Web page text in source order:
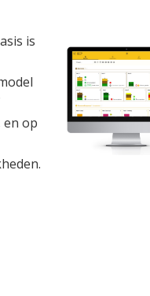
is
en op